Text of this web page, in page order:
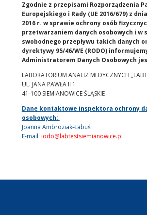
Zgodnie z przepisami Rozporządzenia
Europejskiego i Rady (UE 2016/679) z
2016 r. w sprawie ochrony osób
przetwarzaniem danych osobowych i w
swobodnego przepływu takich danych
dyrektywy 95/46/WE (RODO)
Administratorem Danych Osobowych
LABORATORIUM ANALIZ MEDYCZNYCH
UL. JANA PAWŁA II 1
41-100 SIEMIANOWICE ŚLĄSKIE
Dane kontaktowe inspektora ochrony
osobowych:
Joanna Ambroziak-Łabuś
E-mail: iodo@labtestsiemianowice.pl